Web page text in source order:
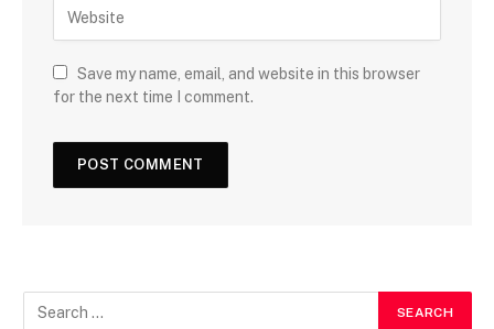
Save my name, email, and website in this browser
for the next time I comment.